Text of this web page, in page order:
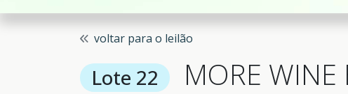
voltar para o leilão
Lote 22 MORE WINE